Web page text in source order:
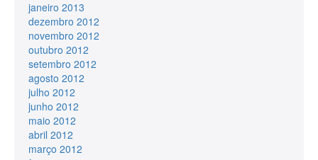
janeiro 2013
dezembro 2012
novembro 2012
outubro 2012
setembro 2012
agosto 2012
julho 2012
junho 2012
maio 2012
abril 2012
março 2012